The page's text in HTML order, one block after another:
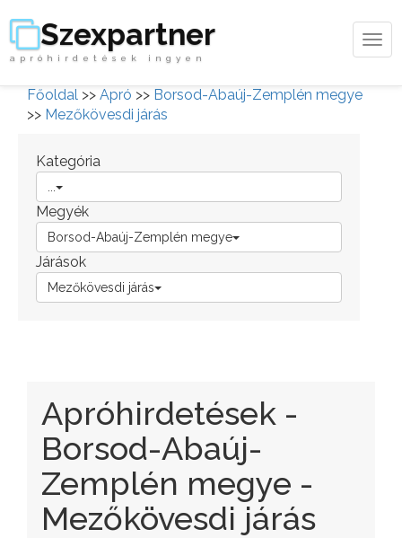
Szexpartner
apróhirdetések ingyen
Főoldal >> Apró >> Borsod-Abaúj-Zemplén megye
>> Mezőkövesdi járás
Kategória
Megyék
Borsod-Abaúj-Zemplén megye
Járások
Mezőkövesdi járás
Apróhirdetések -
Borsod-Abaúj-
Zemplén megye -
Mezőkövesdi járás